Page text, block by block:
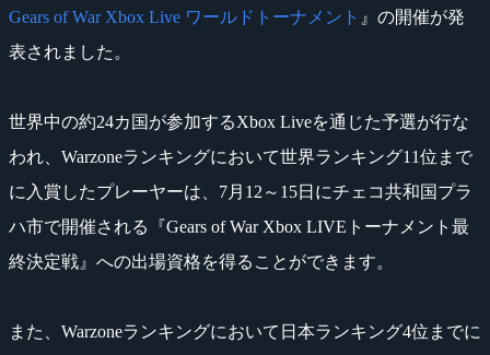
Gears of War Xbox Live ワールドトーナメント 』の開催が発
表されました。
世界中の約24カ国が参加するXbox Liveを通じた予選が行な
われ、Warzoneランキングにおいて世界ランキング11位まで
に入賞したプレーヤーは、7月12～15日にチェコ共和国プラ
ハ市で開催される『Gears of War Xbox LIVEトーナメント最
終決定戦』への出場資格を得ることができます。
また、Warzoneランキングにおいて日本ランキング4位までに